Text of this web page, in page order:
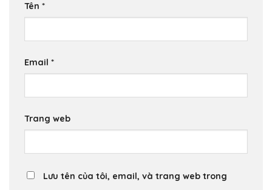
Tên *
Email *
Trang web
Lưu tên của tôi, email, và trang web trong